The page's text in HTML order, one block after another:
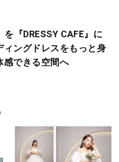
『DRESSY CAFE』に
ングドレスをもっと身
感できる空間へ